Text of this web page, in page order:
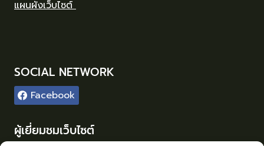
แผนผังเว็บไซต์
SOCIAL NETWORK
Facebook
ผู้เยี่ยมชมเว็บไซต์